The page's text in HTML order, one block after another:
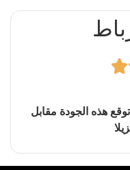

هذه الجودة مقابل